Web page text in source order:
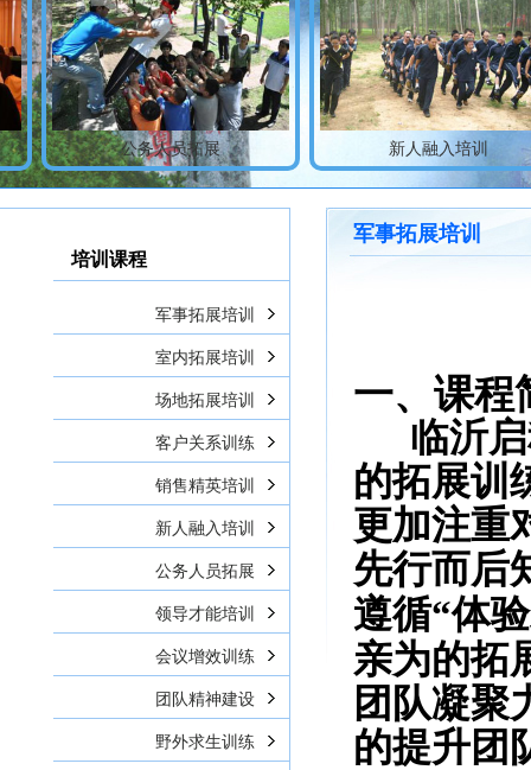
公务人员拓展 新人融入培训
培训课程
军事拓展培训
室内拓展培训
场地拓展培训
客户关系训练
销售精英培训
新人融入培训
公务人员拓展
领导才能培训
会议增效训练
团队精神建设
野外求生训练
军事拓展培训
一、课程
临沂
的拓展训
更加注重
先行而后
遵循“体
亲为的拓
团队凝聚
的提升团